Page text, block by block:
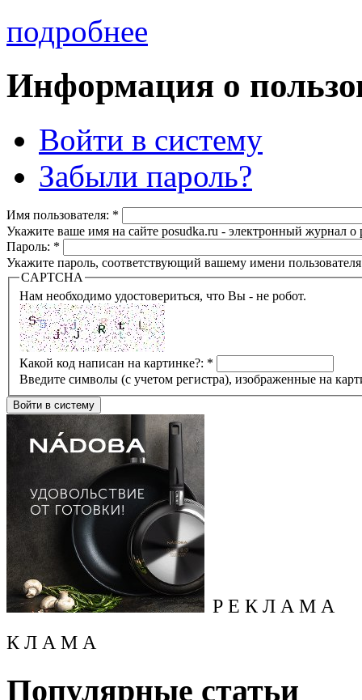
подробнее
Информация о
Войти в систему
Забыли пароль?
Имя пользователя: *
Укажите ваше имя на сайте posudka.ru - электронный журнал
Пароль: *
Укажите пароль, соответствующий вашему имени
CAPTCHA
Нам необходимо удостовериться, что Вы - не робот.
Какой код написан на картинке?: *
Введите символы (с учетом регистра), изображенные на
Р Е К Л А М А
К Л А М А
Популярные статьи